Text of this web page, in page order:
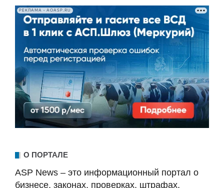
РЕКЛАМА • AOASP.RU
О ПОРТАЛЕ
ASP News – это информационный портал о
бизнесе, законах, проверках, штрафах,